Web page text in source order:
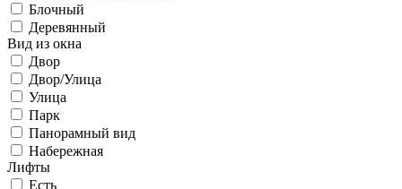
Блочный
Деревянный
Вид из окна
Двор
Двор/Улица
Улица
Парк
Панорамный вид
Набережная
Лифты
Есть